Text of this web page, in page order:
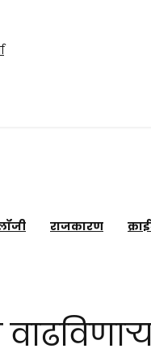
राजकारण